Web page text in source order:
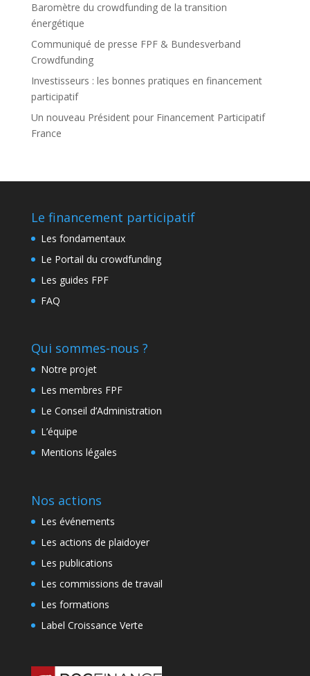
Baromètre du crowdfunding de la transition
énergétique
Communiqué de presse FPF & Bundesverband
Crowdfunding
Investisseurs : les bonnes pratiques en financement
participatif
Un nouveau Président pour Financement Participatif
France
Le financement participatif
Les fondamentaux
Le Portail du crowdfunding
Les guides FPF
FAQ
Qui sommes-nous ?
Notre projet
Les membres FPF
Le Conseil d’Administration
L’équipe
Mentions légales
Nos actions
Les événements
Les actions de plaidoyer
Les publications
Les commissions de travail
Les formations
Label Croissance Verte